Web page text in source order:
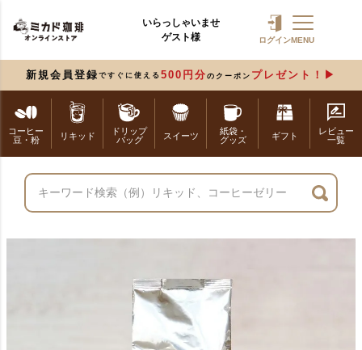
いらっしゃいませ
ゲスト様
ログインMENU
新規会員登録 ですぐに使える 500円分 のクーポン プレゼント！
コーヒー
豆・粉
リキッド
ドリップ
バッグ
スイーツ
紙袋・
グッズ
ギフト
レビュー
一覧